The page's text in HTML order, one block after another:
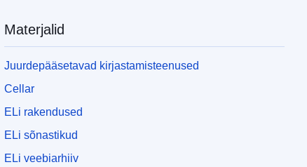
Materjalid
Juurdepääsetavad kirjastamisteenused
Cellar
ELi rakendused
ELi sõnastikud
ELi veebiarhiiv